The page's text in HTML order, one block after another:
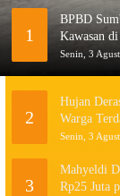
1
BPBD
Kawasan
Senin, 3
2
Hujan
Warga
Senin, 3
3
Mahyeldi
Rp25 Juta